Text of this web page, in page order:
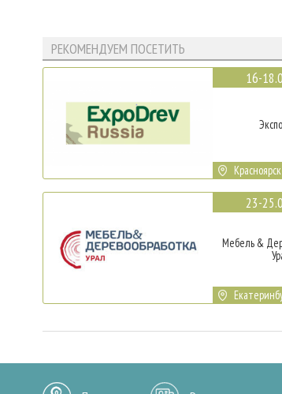
РЕКОМЕНДУЕМ ПОСЕТИТЬ
16-
Красноярск
23-
Мебель &